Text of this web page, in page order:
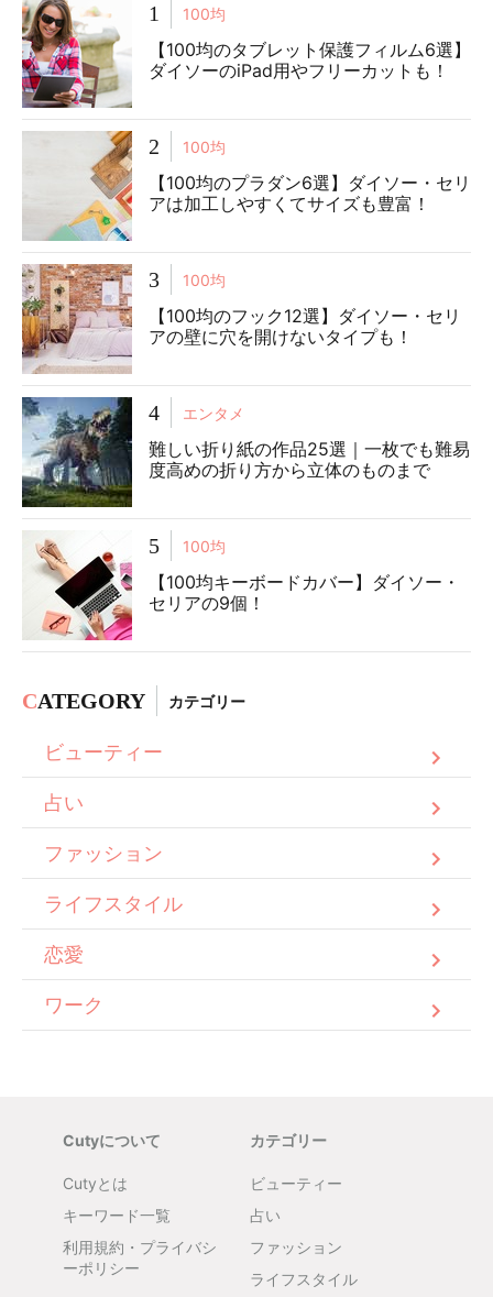
1 100均
【100均のタブレット保護フィルム6選】
ダイソーのiPad用やフリーカットも！
2 100均
【100均のプラダン6選】ダイソー・セリ
アは加工しやすくてサイズも豊富！
3 100均
【100均のフック12選】ダイソー・セリ
アの壁に穴を開けないタイプも！
4 エンタメ
難しい折り紙の作品25選｜一枚でも難易
度高めの折り方から立体のものまで
5 100均
【100均キーボードカバー】ダイソー・
セリアの9個！
CATEGORY カテゴリー
ビューティー
占い
ファッション
ライフスタイル
恋愛
ワーク
Cutyについて
Cutyとは
キーワード一覧
利用規約・プライバシ
ーポリシー
カテゴリー
ビューティー
占い
ファッション
ライフスタイル